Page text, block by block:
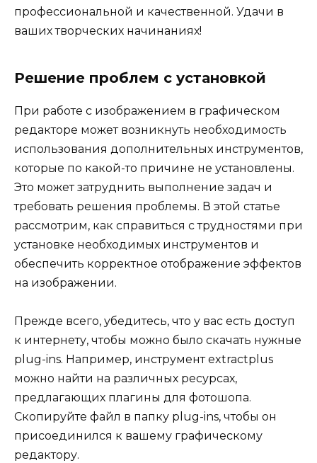
профессиональной и качественной. Удачи в
ваших творческих начинаниях!
Решение проблем с установкой
При работе с изображением в графическом
редакторе может возникнуть необходимость
использования дополнительных инструментов,
которые по какой-то причине не установлены.
Это может затруднить выполнение задач и
требовать решения проблемы. В этой статье
рассмотрим, как справиться с трудностями при
установке необходимых инструментов и
обеспечить корректное отображение эффектов
на изображении.
Прежде всего, убедитесь, что у вас есть доступ
к интернету, чтобы можно было скачать нужные
plug-ins. Например, инструмент extractplus
можно найти на различных ресурсах,
предлагающих плагины для фотошопа.
Скопируйте файл в папку plug-ins, чтобы он
присоединился к вашему графическому
редактору.